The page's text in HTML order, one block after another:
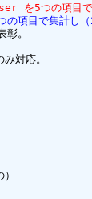
を5つの項目
項目で集計し
。
対応。